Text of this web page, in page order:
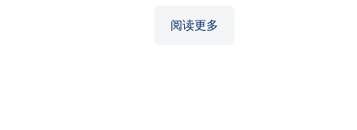
阅读更多